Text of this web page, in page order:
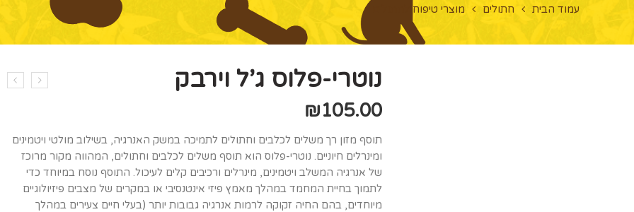
עמוד הבית חתולים מוצרי טיפוח לחתולים
נוטרי-פלוס ג’ל וירבק
₪105.00
תוסף מזון רך משלים לכלבים וחתולים לתמיכה במשק האנרגיה, בשילוב מולטי ויטמינים
ומינרלים חיוניים. נוטרי-פלוס הוא תוסף משלים לכלבים וחתולים, המהווה מקור מרוכז
של אנרגיה המשלב ויטמינים, מינרלים ורכיבים קלים לעיכול. התוסף נוסח במיוחד כדי
לתמוך בחיית המחמד במהלך מאמץ פיזי אינטנסיבי או במקרים של מצבים פיזיולוגיים
מיוחדים, בהם החיה זקוקה לרמות אנרגיה גבובות יותר (בעלי חיים צעירים במהלך